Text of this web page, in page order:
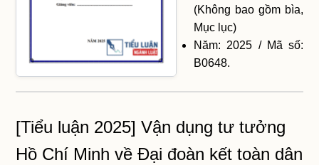
(Không bao gồm bìa,
Mục lục)
Năm: 2025 / Mã số:
B0648.
[Tiểu luận 2025] Vận dụng tư tưởng
Hồ Chí Minh về Đại đoàn kết toàn dân